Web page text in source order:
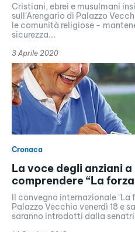
Cristiani, ebrei e musulmani
sull'Arengario di Palazzo
le comunità religiose -
sicurezza...
3 Aprile 2020
Cronaca
La voce degli anziani
comprendere “La
Il convegno internazionale "La
Palazzo Vecchio venerdì 18 e
saranno introdotti dalla